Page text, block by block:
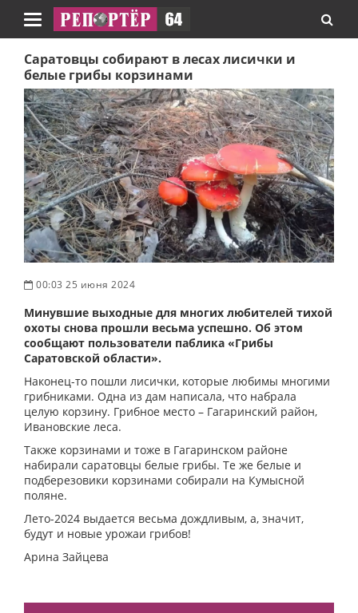
Навигация
Саратовцы собирают в лесах лисички и
белые грибы корзинами
00:03 25 июня 2024
Минувшие выходные для многих любителей тихой
охоты снова прошли весьма успешно. Об этом
сообщают пользователи паблика «Грибы
Саратовской области».
Наконец-то пошли лисички, которые любимы многими
грибниками. Одна из дам написала, что набрала
целую корзину. Грибное место – Гагаринский район,
Ивановские леса.
Также корзинами и тоже в Гагаринском районе
набирали саратовцы белые грибы. Те же белые и
подберезовики корзинами собирали на Кумысной
поляне.
Лето-2024 выдается весьма дождливым, а, значит,
будут и новые урожаи грибов!
Арина Зайцева